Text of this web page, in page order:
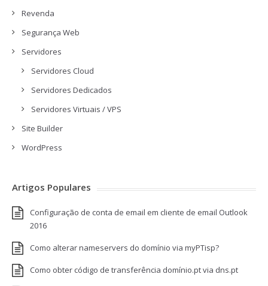
Revenda
Segurança Web
Servidores
Servidores Cloud
Servidores Dedicados
Servidores Virtuais / VPS
Site Builder
WordPress
Artigos Populares
Configuração de conta de email em cliente de email Outlook
2016
Como alterar nameservers do domínio via myPTisp?
Como obter código de transferência domínio.pt via dns.pt